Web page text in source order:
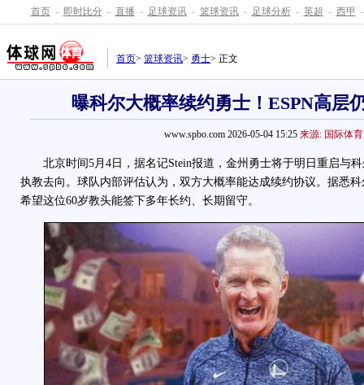
首页 - 即时比分 - 直播 - 足球资讯 - 篮球资讯 - 足球分析 - 英超 - 西甲 -
首页> 篮球资讯> 勇士> 正文
曝科尔大概率续约勇士！ESPN高层
www.spbo.com 2026-05-04 15:25 来源: 国际体育
北京时间5月4日，据名记Stein报道，金州勇士将于明日重启与科
执教去向。球队内部评估认为，双方大概率能达成续约协议。据悉
希望这位60岁教头能签下多年长约、长期留守。